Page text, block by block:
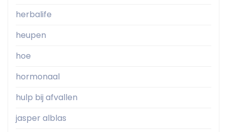
herbalife
heupen
hoe
hormonaal
hulp bij afvallen
jasper alblas